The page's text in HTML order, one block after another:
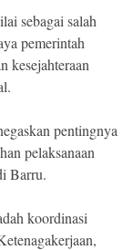
sebagai salah
pemerintah
kesejahteraan
pentingnya
pelaksanaan
Barru.
koordinasi